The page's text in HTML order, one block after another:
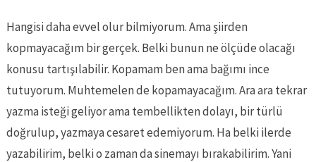
Hangisi daha evvel olur bilmiyorum. Ama şiirden
kopmayacağım bir gerçek. Belki bunun ne ölçüde olacağı
konusu tartışılabilir. Kopamam ben ama bağımı ince
tutuyorum. Muhtemelen de kopamayacağım. Ara ara tekrar
yazma isteği geliyor ama tembellikten dolayı, bir türlü
doğrulup, yazmaya cesaret edemiyorum. Ha belki ilerde
yazabilirim, belki o zaman da sinemayı bırakabilirim. Yani